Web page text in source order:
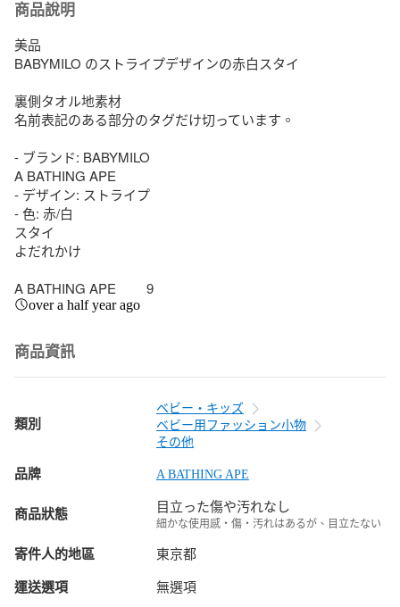
商品說明
美品
BABYMILO のストライプデザインの赤白スタイ
裏側タオル地素材
名前表記のある部分のタグだけ切っています。
- ブランド: BABYMILO
A BATHING APE
- デザイン: ストライプ
- 色: 赤/白
スタイ
よだれかけ
A BATHING APE　　 9
over a half year ago
商品資訊
類別
ベビー・キッズ
ベビー用ファッション小物
その他
品牌 A BATHING APE
商品狀態 目立った傷や汚れなし
細かな使用感・傷・汚れはあるが、目立たない
寄件人的地區 東京都
運送選項 無選項